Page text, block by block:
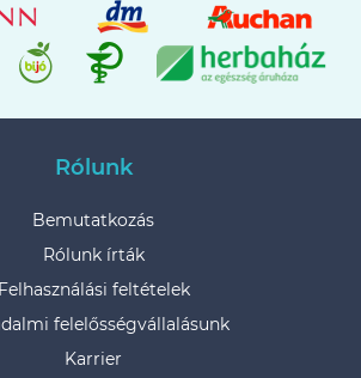
Rólunk
Bemutatkozás
Rólunk írták
Felhasználási feltételek
felelősségvállalásunk
Karrier